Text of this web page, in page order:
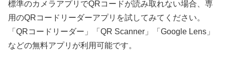
標準のカメラアプリでQRコードが読み取れない場合、専
用のQRコードリーダーアプリを試してみてください。
「QRコードリーダー」「QR Scanner」「Google Lens」
などの無料アプリが利用可能です。